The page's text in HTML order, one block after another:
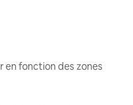
en fonction des zones